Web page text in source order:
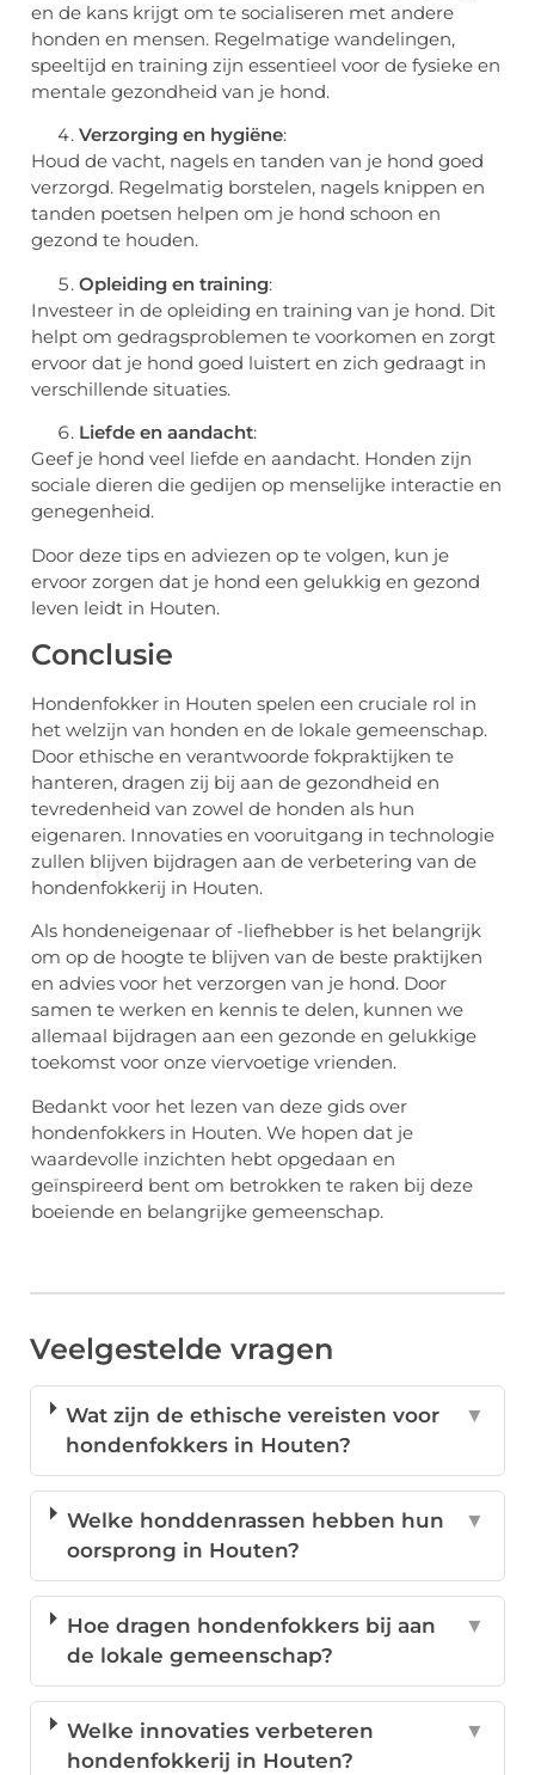
en de kans krijgt om te socialiseren met andere
honden en mensen. Regelmatige wandelingen,
speeltijd en training zijn essentieel voor de fysieke en
mentale gezondheid van je hond.
Verzorging en hygiëne:
Houd de vacht, nagels en tanden van je hond goed
verzorgd. Regelmatig borstelen, nagels knippen en
tanden poetsen helpen om je hond schoon en
gezond te houden.
Opleiding en training:
Investeer in de opleiding en training van je hond. Dit
helpt om gedragsproblemen te voorkomen en zorgt
ervoor dat je hond goed luistert en zich gedraagt in
verschillende situaties.
Liefde en aandacht:
Geef je hond veel liefde en aandacht. Honden zijn
sociale dieren die gedijen op menselijke interactie en
genegenheid.
Door deze tips en adviezen op te volgen, kun je
ervoor zorgen dat je hond een gelukkig en gezond
leven leidt in Houten.
Conclusie
Hondenfokker in Houten spelen een cruciale rol in
het welzijn van honden en de lokale gemeenschap.
Door ethische en verantwoorde fokpraktijken te
hanteren, dragen zij bij aan de gezondheid en
tevredenheid van zowel de honden als hun
eigenaren. Innovaties en vooruitgang in technologie
zullen blijven bijdragen aan de verbetering van de
hondenfokkerij in Houten.
Als hondeneigenaar of -liefhebber is het belangrijk
om op de hoogte te blijven van de beste praktijken
en advies voor het verzorgen van je hond. Door
samen te werken en kennis te delen, kunnen we
allemaal bijdragen aan een gezonde en gelukkige
toekomst voor onze viervoetige vrienden.
Bedankt voor het lezen van deze gids over
hondenfokkers in Houten. We hopen dat je
waardevolle inzichten hebt opgedaan en
geïnspireerd bent om betrokken te raken bij deze
boeiende en belangrijke gemeenschap.
Veelgestelde vragen
Wat zijn de ethische vereisten voor
hondenfokkers in Houten?
▼
Welke honddenrassen hebben hun
oorsprong in Houten?
▼
Hoe dragen hondenfokkers bij aan
de lokale gemeenschap?
▼
Welke innovaties verbeteren
hondenfokkerij in Houten?
▼